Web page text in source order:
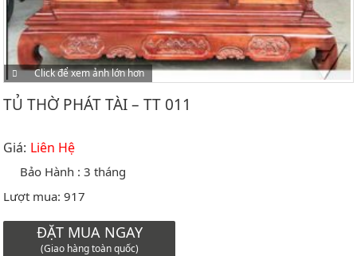
Click để xem ảnh lớn hơn
TỦ THỜ PHÁT TÀI – TT 011
Giá: Liên Hệ
Bảo Hành : 3 tháng
Lượt mua:917
ĐẶT MUA NGAY
(Giao hàng toàn quốc)